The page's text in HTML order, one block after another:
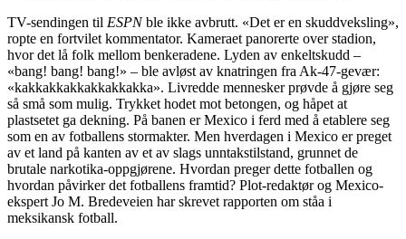
TV-sendingen til ESPNble ikke avbrutt. «Det er en skuddveksling»,
ropte en fortvilet kommentator. Kameraet panorerte over stadion,
hvor det lå folk mellom benkeradene. Lyden av enkeltskudd –
«bang! bang! bang!» – ble avløst av knatringen fra Ak-47-gevær:
«kakkakkakkakkakkakka». Livredde mennesker prøvde å gjøre seg
så små som mulig. Trykket hodet mot betongen, og håpet at
plastsetet ga dekning. På banen er Mexico i ferd med å etablere seg
som en av fotballens stormakter. Men hverdagen i Mexico er preget
av et land på kanten av et av slags unntakstilstand, grunnet de
brutale narkotika-oppgjørene. Hvordan preger dette fotballen og
hvordan påvirker det fotballens framtid? Plot-redaktør og Mexico-
ekspert Jo M. Bredeveien har skrevet rapporten om ståa i
meksikansk fotball.